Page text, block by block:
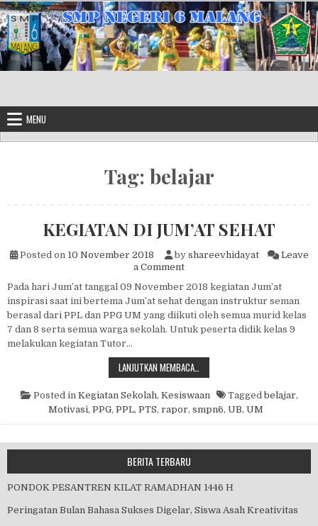
Skip to content
MENU
Tag: belajar
KEGIATAN DI JUM’AT SEHAT
Posted on 10 November 2018 by shareevhidayat
Leave
a Commenton KEGIATAN DI JUM’AT
Pada hari Jum’at tanggal 09 November 2018 kegiatan Jum’at
inspirasi saat ini bertema Jum’at sehat dengan instruktur seman
berasal dari PPL dan PPG UM yang diikuti oleh semua murid kelas
7 dan 8 serta semua warga sekolah. Untuk peserta didik kelas 9
melakukan kegiatan Tutor…
LANJUTKAN MEMBACA…
Posted in Kegiatan Sekolah, Kesiswaan Taggedbelajar,
Motivasi, PPG, PPL, PTS, rapor, smpn6, UB, UM
BERITA TERBARU
PONDOK PESANTREN KILAT RAMADHAN 1446 H
Peringatan Bulan Bahasa Sukses Digelar, Siswa Asah Kreativitas